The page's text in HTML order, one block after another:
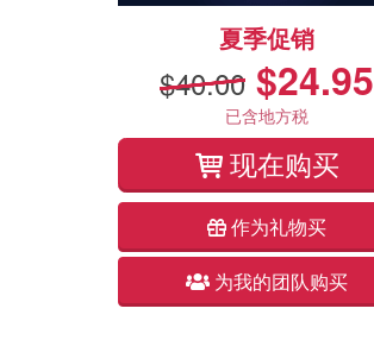
夏季促销
$40.00 $24.95
已含地方税
现在购买
作为礼物买
为我的团队购买